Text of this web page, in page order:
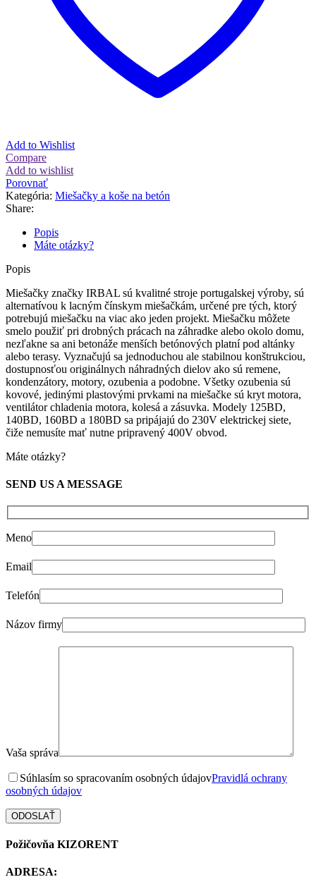
Add to Wishlist
Compare
Add to wishlist
Porovnať
Kategória: Miešačky a koše na betón
Share:
Popis
Máte otázky?
Popis
Miešačky značky IRBAL sú kvalitné stroje portugalskej výroby, sú
alternatívou k lacným čínskym miešačkám, určené pre tých, ktorý
potrebujú miešačku na viac ako jeden projekt. Miešačku môžete
smelo použiť pri drobných prácach na záhradke alebo okolo domu,
nezľakne sa ani betonáže menších betónových platní pod altánky
alebo terasy. Vyznačujú sa jednoduchou ale stabilnou konštrukciou,
dostupnosťou originálnych náhradných dielov ako sú remene,
kondenzátory, motory, ozubenia a podobne. Všetky ozubenia sú
kovové, jedinými plastovými prvkami na miešačke sú kryt motora,
ventilátor chladenia motora, kolesá a zásuvka. Modely 125BD,
140BD, 160BD a 180BD sa pripájajú do 230V elektrickej siete,
čiže nemusíte mať nutne pripravený 400V obvod.
Máte otázky?
SEND US A MESSAGE
Meno
Email
Telefón
Názov firmy
Vaša správa
Súhlasím so spracovaním osobných údajovPravidlá ochrany
osobných údajov
Požičovňa KIZORENT
ADRESA: